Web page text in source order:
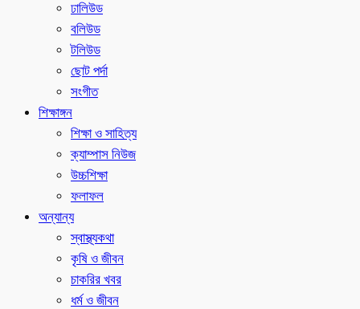
ঢালিউড
বলিউড
টলিউড
ছোট পর্দা
সংগীত
শিক্ষাঙ্গন
শিক্ষা ও সাহিত্য
ক্যাম্পাস নিউজ
উচ্চশিক্ষা
ফলাফল
অন্যান্য
স্বাস্থ্যকথা
কৃষি ও জীবন
চাকরির খবর
ধর্ম ও জীবন